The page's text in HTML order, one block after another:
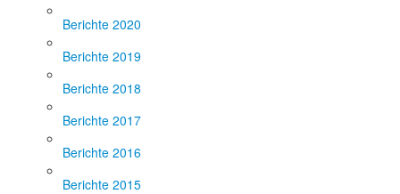
Berichte 2020
Berichte 2019
Berichte 2018
Berichte 2017
Berichte 2016
Berichte 2015